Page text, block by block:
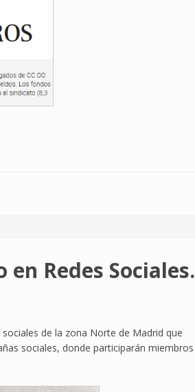
Redes Sociales.
de la zona Norte de Madrid que
sociales, donde participarán miembros